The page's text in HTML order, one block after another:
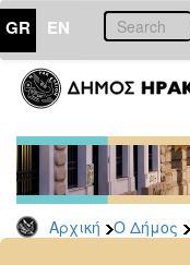
GR EN
Αρχική Ο Δήμος
ΔΗΜΟΣ
Διακηρύξεις
-
Δημοπρασίες
Αρχείο